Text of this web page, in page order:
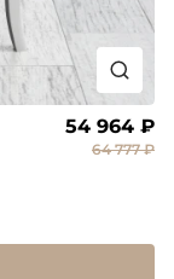
54 964 ₽
64 777 ₽